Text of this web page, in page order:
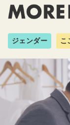
ジェンダー こ